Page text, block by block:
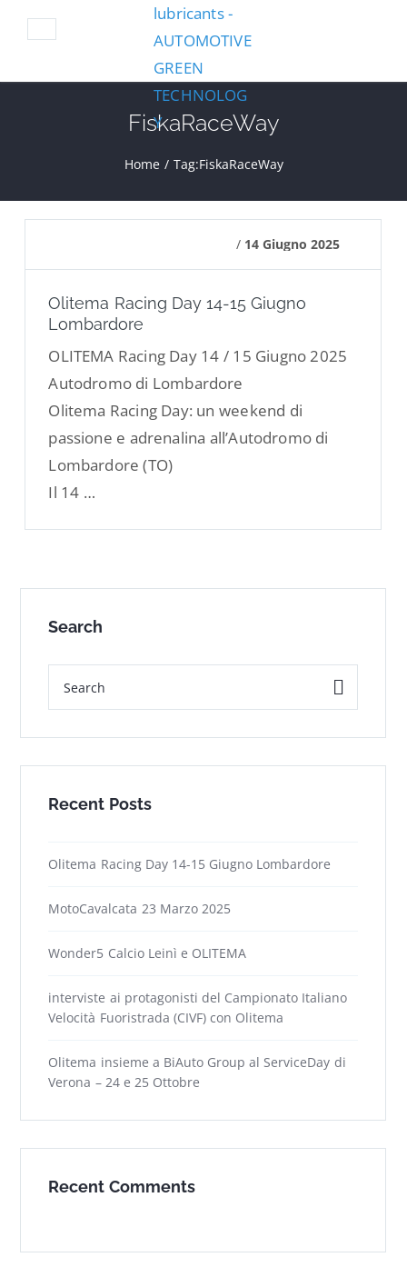
FiskaRaceWay
Home / Tag:FiskaRaceWay
/ 14 Giugno 2025
Olitema Racing Day 14-15 Giugno
Lombardore
OLITEMA Racing Day 14 / 15 Giugno 2025
Autodromo di Lombardore
Olitema Racing Day: un weekend di
passione e adrenalina all’Autodromo di
Lombardore (TO)
Il 14 …
Search
Recent Posts
Olitema Racing Day 14-15 Giugno Lombardore
MotoCavalcata 23 Marzo 2025
Wonder5 Calcio Leinì e OLITEMA
interviste ai protagonisti del Campionato Italiano
Velocità Fuoristrada (CIVF) con Olitema
Olitema insieme a BiAuto Group al ServiceDay di
Verona – 24 e 25 Ottobre
Recent Comments